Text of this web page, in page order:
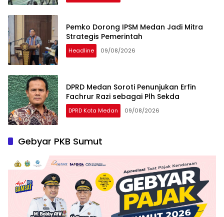
Pemko Dorong IPSM Medan Jadi Mitra
Strategis Pemerintah
Headline 09/08/2026
DPRD Medan Soroti Penunjukan Erfin
Fachrur Razi sebagai Plh Sekda
DPRD Kota Medan 09/08/2026
Gebyar PKB Sumut